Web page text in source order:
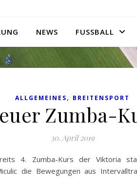
NEWS FUSSBALL
ALLGEMEINES, BREITENSPORT
Zumba-
30. April 2019
4. Zumba-Kurs der Viktoria
die Bewegungen aus